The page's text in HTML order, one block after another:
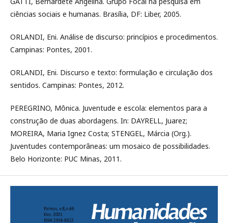
ciências sociais e humanas. Brasília, DF: Liber, 2005.
ORLANDI, Eni. Análise de discurso: princípios e procedimentos.
Campinas: Pontes, 2001.
ORLANDI, Eni. Discurso e texto: formulação e circulação dos
sentidos. Campinas: Pontes, 2012.
PEREGRINO, Mônica. Juventude e escola: elementos para a
construção de duas abordagens. In: DAYRELL, Juarez;
MOREIRA, Maria Ignez Costa; STENGEL, Márcia (Org.).
Juventudes contemporâneas: um mosaico de possibilidades.
Belo Horizonte: PUC Minas, 2011.